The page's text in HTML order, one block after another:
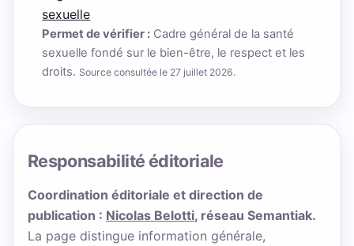
sexuelle
Permet de vérifier : Cadre général de la santé
sexuelle fondé sur le bien-être, le respect et les
droits. Source consultée le 27 juillet 2026.
Responsabilité éditoriale
Coordination éditoriale et direction de
publication : Nicolas Belotti, réseau Semantiak.
La page distingue information générale,